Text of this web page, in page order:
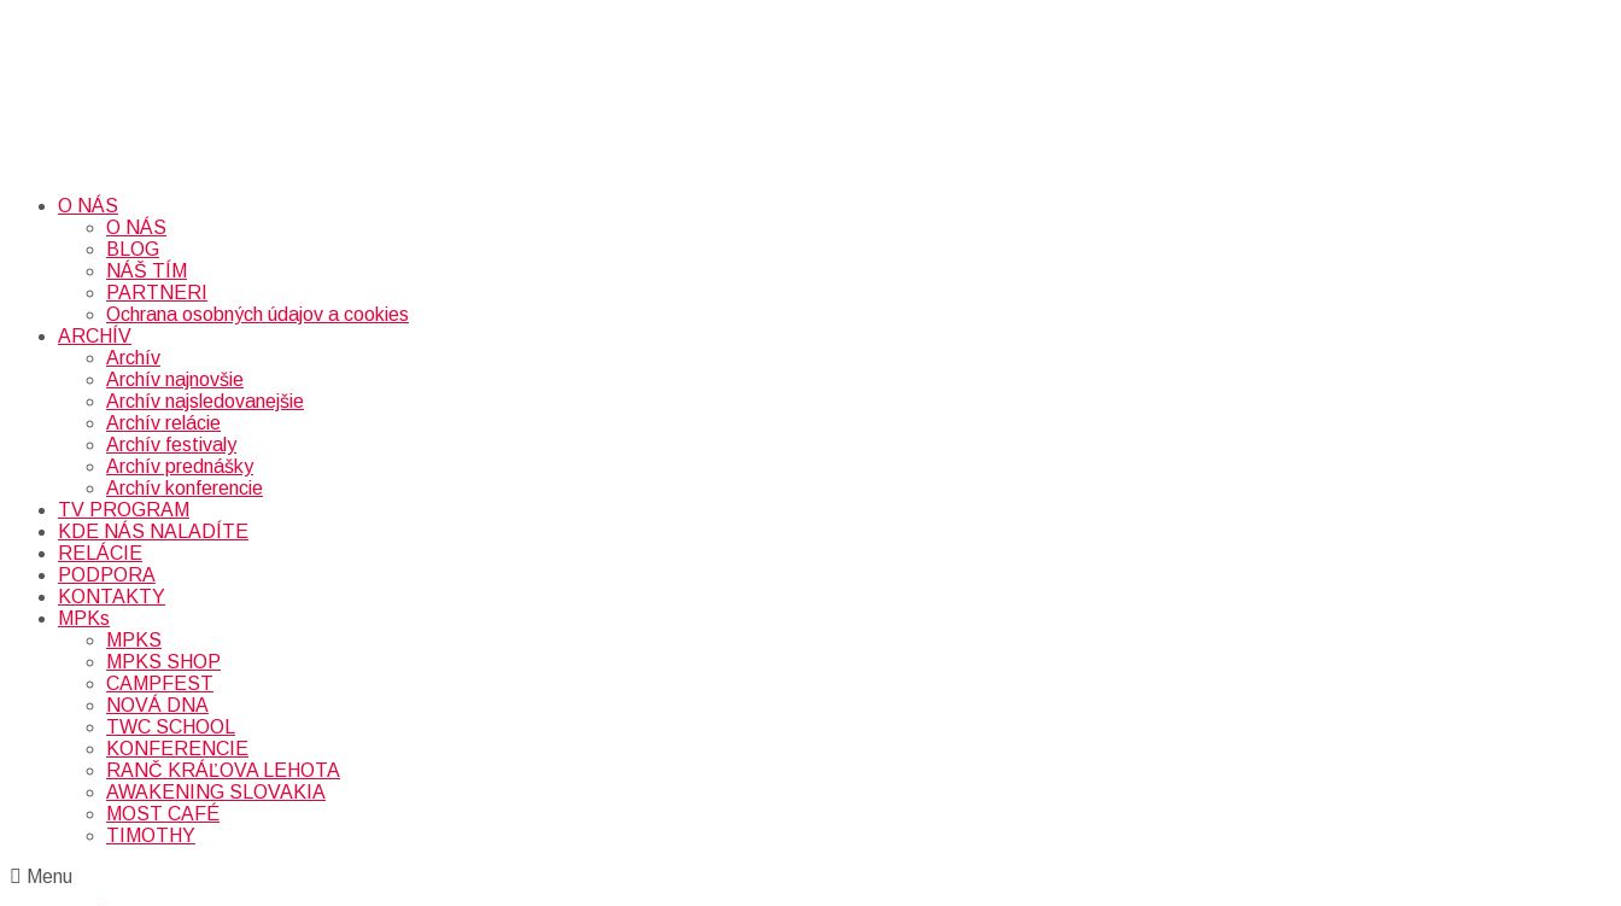
O NÁS
O NÁS
BLOG
NÁŠ TÍM
PARTNERI
Ochrana osobných údajov a cookies
ARCHÍV
Archív
Archív najnovšie
Archív najsledovanejšie
Archív relácie
Archív festivaly
Archív prednášky
Archív konferencie
TV PROGRAM
KDE NÁS NALADÍTE
RELÁCIE
PODPORA
KONTAKTY
MPKs
MPKS
MPKS SHOP
CAMPFEST
NOVÁ DNA
TWC SCHOOL
KONFERENCIE
RANČ KRÁĽOVA LEHOTA
AWAKENING SLOVAKIA
MOST CAFÉ
TIMOTHY
Menu